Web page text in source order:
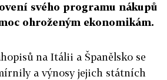
svého programu nákupů
ohroženým ekonomikám.
na Itálii a Španělsko se
a výnosy jejich státních